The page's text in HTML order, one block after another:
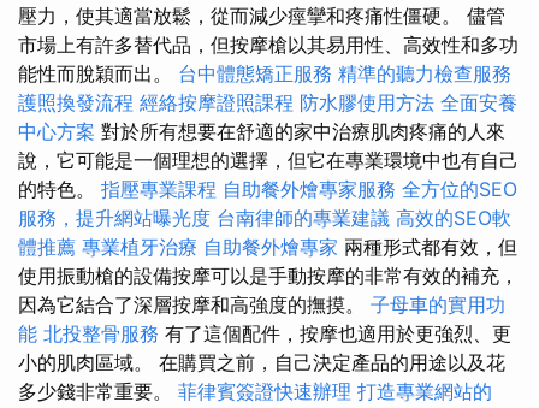
壓力，使其適當放鬆，從而減少痙攣和疼痛性僵硬。 儘管
市場上有許多替代品，但按摩槍以其易用性、高效性和多功
能性而脫穎而出。 台中體態矯正服務 精準的聽力檢查服務
護照換發流程 經絡按摩證照課程 防水膠使用方法 全面安養
中心方案 對於所有想要在舒適的家中治療肌肉疼痛的人來
說，它可能是一個理想的選擇，但它在專業環境中也有自己
的特色。 指壓專業課程 自助餐外燴專家服務 全方位的SEO
服務，提升網站曝光度 台南律師的專業建議 高效的SEO軟
體推薦 專業植牙治療 自助餐外燴專家 兩種形式都有效，但
使用振動槍的設備按摩可以是手動按摩的非常有效的補充，
因為它結合了深層按摩和高強度的撫摸。 子母車的實用功
能 北投整骨服務 有了這個配件，按摩也適用於更強烈、更
小的肌肉區域。 在購買之前，自己決定產品的用途以及花
多少錢非常重要。 菲律賓簽證快速辦理 打造專業網站的